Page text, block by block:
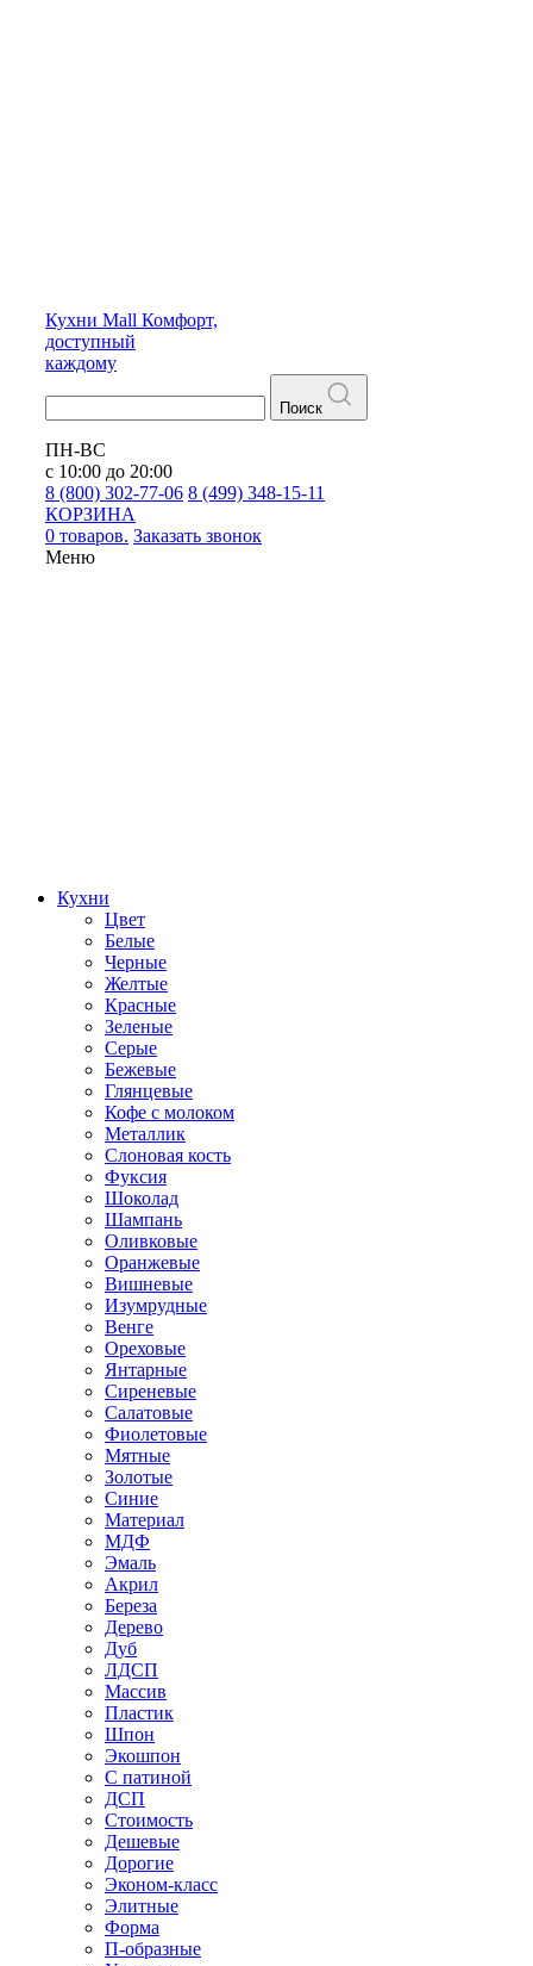
Кухни Mall Комфорт,
доступный
каждому
Поиск
ПН-ВС
с 10:00 до 20:00
8 (800) 302-77-06 8 (499) 348-15-11
КОРЗИНА
0 товаров. Заказать звонок
Меню
Кухни
Цвет
Белые
Черные
Желтые
Красные
Зеленые
Серые
Бежевые
Глянцевые
Кофе с молоком
Металлик
Слоновая кость
Фуксия
Шоколад
Шампань
Оливковые
Оранжевые
Вишневые
Изумрудные
Венге
Ореховые
Янтарные
Сиреневые
Салатовые
Фиолетовые
Мятные
Золотые
Синие
Материал
МДФ
Эмаль
Акрил
Береза
Дерево
Дуб
ЛДСП
Массив
Пластик
Шпон
Экошпон
С патиной
ДСП
Стоимость
Дешевые
Дорогие
Эконом-класс
Элитные
Форма
П-образные